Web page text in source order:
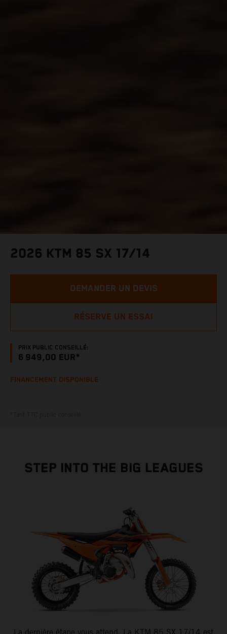
2026 KTM 85 SX 17/14
PRIX PUBLIC CONSEILLÉ:
6 949,00 EUR*
DEMANDER UN DEVIS
RÉSERVE UN ESSAI
FINANCEMENT DISPONIBLE
STEP INTO THE BIG LEAGUES